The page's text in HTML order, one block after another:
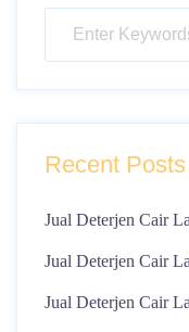
Recent Posts
Jual Deterjen Cair
Jual Deterjen Cair
Jual Deterjen Cair